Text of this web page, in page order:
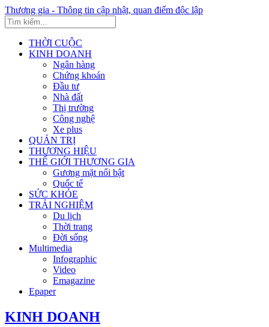
Thương gia - Thông tin cập nhật, quan điểm độc lập
THỜI CUỘC
KINH DOANH
Ngân hàng
Chứng khoán
Đầu tư
Nhà đất
Thị trường
Công nghệ
Xe plus
QUẢN TRỊ
THƯƠNG HIỆU
THẾ GIỚI THƯƠNG GIA
Gương mặt nổi bật
Quốc tế
SỨC KHỎE
TRẢI NGHIỆM
Du lịch
Thời trang
Đời sống
Multimedia
Infographic
Video
Emagazine
Epaper
KINH DOANH